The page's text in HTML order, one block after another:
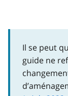
Il se peut
guide ne